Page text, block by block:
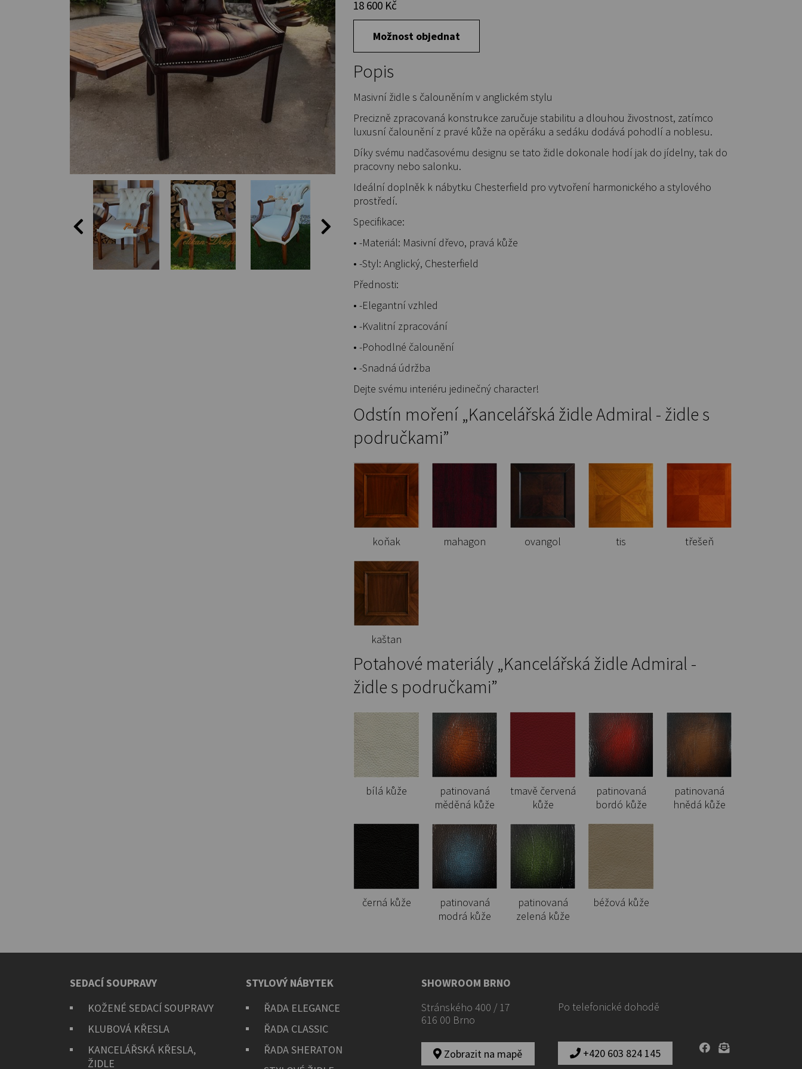
18 600 Kč
Možnost objednat
Popis
Masivní židle s čalouněním v anglickém stylu
Precizně zpracovaná konstrukce zaručuje stabilitu a dlouhou živostnost, zatímco
luxusní čalounění z pravé kůže na opěráku a sedáku dodává pohodlí a noblesu.
Díky svému nadčasovému designu se tato židle dokonale hodí jak do jídelny, tak do
pracovny nebo salonku.
Ideální doplněk k nábytku Chesterfield pro vytvoření harmonického a stylového
prostředí.
Specifikace:
• -Materiál: Masivní dřevo, pravá kůže
• -Styl: Anglický, Chesterfield
Přednosti:
• -Elegantní vzhled
• -Kvalitní zpracování
• -Pohodlné čalounění
• -Snadná údržba
Dejte svému interiéru jedinečný character!
Odstín moření „Kancelářská židle Admiral - židle s
područkami”
koňak mahagon ovangol tis třešeň
kaštan
Potahové materiály „Kancelářská židle Admiral -
židle s područkami”
bílá kůže
patinovaná
měděná kůže
tmavě červená
kůže
patinovaná
bordó kůže
patinovaná
hnědá kůže
černá kůže
patinovaná
modrá kůže
patinovaná
zelená kůže
béžová kůže
SEDACÍ SOUPRAVY
KOŽENÉ SEDACÍ SOUPRAVY
KLUBOVÁ KŘESLA
KANCELÁŘSKÁ KŘESLA,
ŽIDLE
STYLOVÝ NÁBYTEK
ŘADA ELEGANCE
ŘADA CLASSIC
ŘADA SHERATON
SHOWROOM BRNO
Stránského 400 / 17
616 00 Brno
Zobrazit na mapě
Po telefonické dohodě
+420 603 824 145